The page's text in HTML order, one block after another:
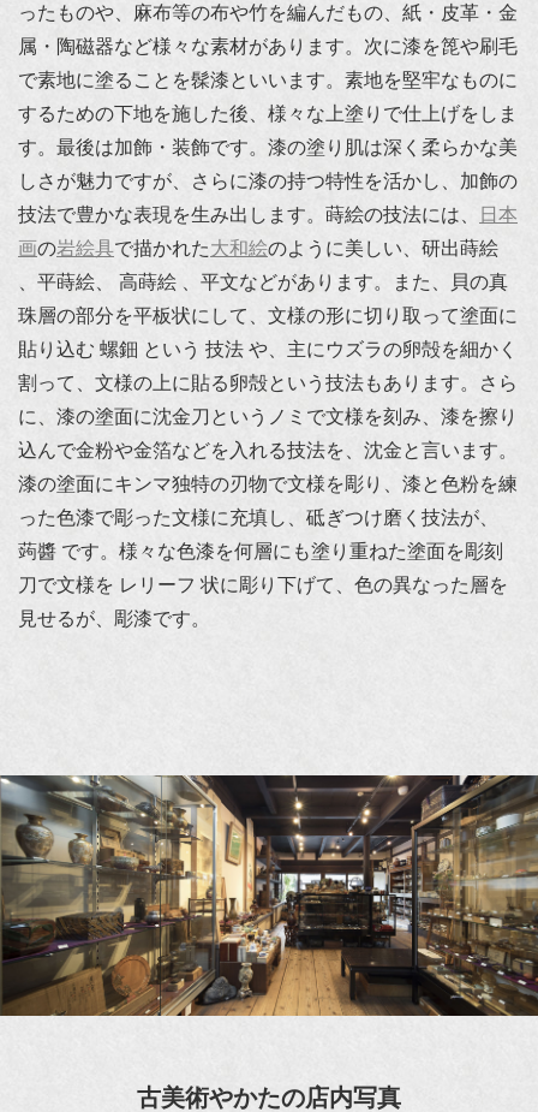
ったものや、麻布等の布や竹を編んだもの、紙・皮革・金
属・陶磁器など様々な素材があります。次に漆を箆や刷毛
で素地に塗ることを髹漆といいます。素地を堅牢なものに
するための下地を施した後、様々な上塗りで仕上げをしま
す。最後は加飾・装飾です。漆の塗り肌は深く柔らかな美
しさが魅力ですが、さらに漆の持つ特性を活かし、加飾の
技法で豊かな表現を生み出します。蒔絵の技法には、
日本
画の岩絵具で描かれた大和絵のように美しい、研出蒔絵
、平蒔絵、 高蒔絵 、平文などがあります。また、貝の真
珠層の部分を平板状にして、文様の形に切り取って塗面に
貼り込む 螺鈿 という 技法 や、主にウズラの卵殻を細かく
割って、文様の上に貼る卵殻という技法もあります。さら
に、漆の塗面に沈金刀というノミで文様を刻み、漆を擦り
込んで金粉や金箔などを入れる技法を、沈金と言います。
漆の塗面にキンマ独特の刃物で文様を彫り、漆と色粉を練
った色漆で彫った文様に充填し、砥ぎつけ磨く技法が、
蒟醬 です。様々な色漆を何層にも塗り重ねた塗面を彫刻
刀で文様を レリーフ 状に彫り下げて、色の異なった層を
見せるが、彫漆です。
古美術やかたの店内写真